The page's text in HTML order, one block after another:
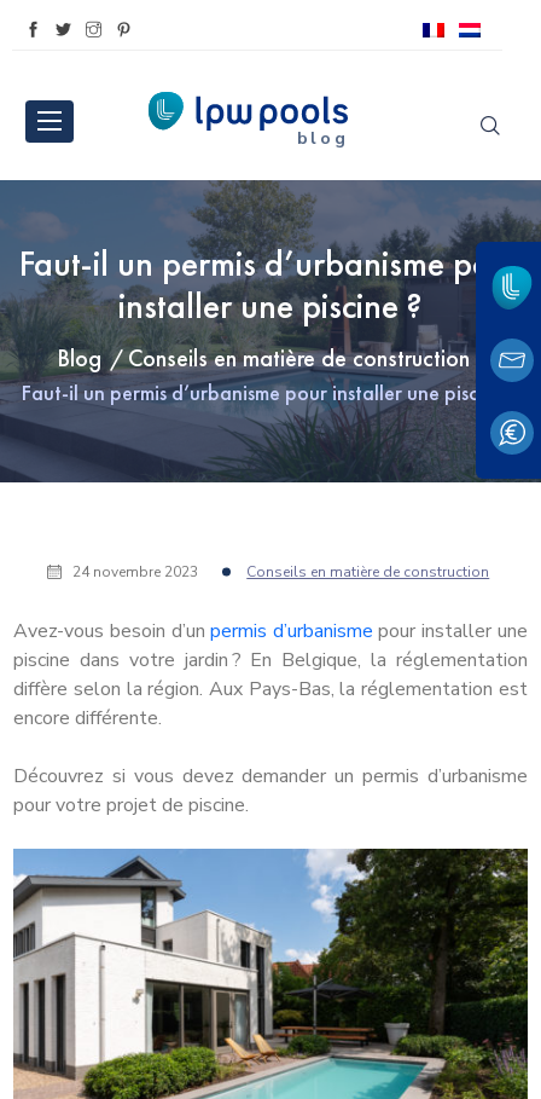
blog
Faut-il un permis d’urbanisme pour
installer une piscine ?
Blog Conseils en matière de construction
Faut-il un permis d’urbanisme pour installer une piscine ?
24 novembre 2023 Conseils en matière de construction
Avez-vous besoin d’unpermis d’urbanisme pour installer une
piscine dans votre jardin ? En Belgique, la réglementation
diffère selon la région. Aux Pays-Bas, la réglementation est
encore différente.
Découvrez si vous devez demander un permis d’urbanisme
pour votre projet de piscine.